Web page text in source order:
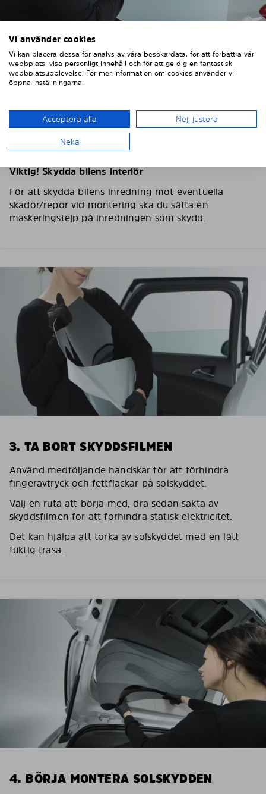
2. TVÄTTA OCH TORKA BILRUTORNA
Tvätta och torka omsorgsfullt av bilens rutor, använd
gärna fönsterputs och en fiberduk. Torka av
skyddsfilmen på Solarplexius solskydd med en lätt
fuktad trasa så att eventuellt damm försvinner.
Viktig! Skydda bilens interiör
För att skydda bilens inredning mot eventuella
skador/repor vid montering ska du sätta en
maskeringstejp på inredningen som skydd.
3. TA BORT SKYDDSFILMEN
Använd medföljande handskar för att förhindra
fingeravtryck och fettfläckar på solskyddet.
Välj en ruta att börja med, dra sedan sakta av
skyddsfilmen för att förhindra statisk elektricitet.
Det kan hjälpa att torka av solskyddet med en lätt
fuktig trasa.
4. BÖRJA MONTERA SOLSKYDDEN
Vi använder cookies
Vi kan placera dessa för analys av våra besökardata, för att förbättra vår
webbplats, visa personligt innehåll och för att ge dig en fantastisk
webbplatsupplevelse. För mer information om cookies använder vi
öppna inställningarna.
Acceptera alla Nej, justera
Neka